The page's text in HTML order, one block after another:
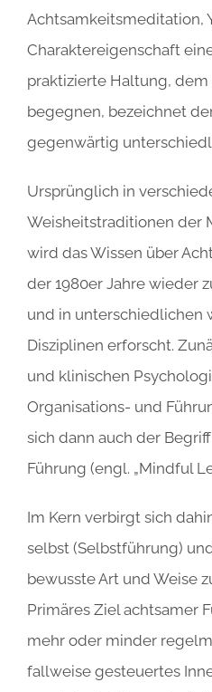
Achtsamkeitsmeditation,
Charaktereigenschaft
praktizierte Haltung,
begegnen, bezeichnet
gegenwärtig
Ursprünglich in
Weisheitstraditionen der
wird das Wissen über
der 1980er Jahre wieder
und in unterschiedlichen
Disziplinen erforscht.
und klinischen
Organisations- und
sich dann auch der
Führung (engl. „Mindful
Im Kern verbirgt sich
selbst (Selbstführung)
bewusste Art und Weise
Primäres Ziel achtsamer
mehr oder minder
fallweise gesteuertes